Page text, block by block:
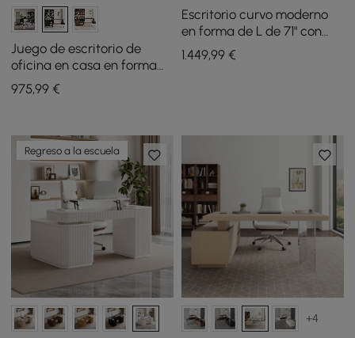
Juego de escritorio de
oficina en casa en forma
de L Ultic en negro mate y
silla de oficina de piel
975,99 €
Escritorio curvo moderno
en forma de L de 71" con
tapa de piedra sinterizada
1.449,99€
Regreso a la escuela
+4